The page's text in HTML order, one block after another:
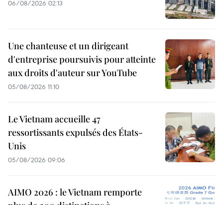
06/08/2026 02:13
Une chanteuse et un dirigeant
d'entreprise poursuivis pour atteinte
aux droits d'auteur sur YouTube
05/08/2026 11:10
Le Vietnam accueille 47
ressortissants expulsés des États-
Unis
05/08/2026 09:06
AIMO 2026 : le Vietnam remporte